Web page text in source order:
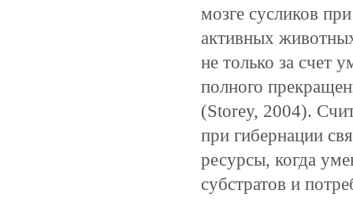
мозге сусликов
активных
не только за счет
полного
(Storey, 2004).
при гибернации
ресурсы, когда
субстратов и